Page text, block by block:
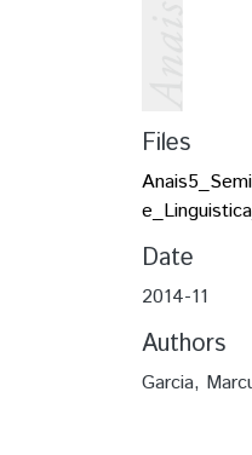
Files
Date
2014-11
Authors
Garcia,